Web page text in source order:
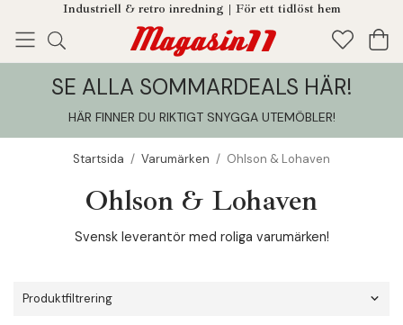
Industriell & retro inredning | För ett tidlöst hem
Enjoy! Tillagt i din varukorg
SE ALLA SOMMARDEALS HÄR!
HÄR FINNER DU RIKTIGT SNYGGA UTEMÖBLER!
Startsida / Varumärken / Ohlson & Lohaven
Ohlson & Lohaven
Svensk leverantör med roliga varumärken!
Produktfiltrering